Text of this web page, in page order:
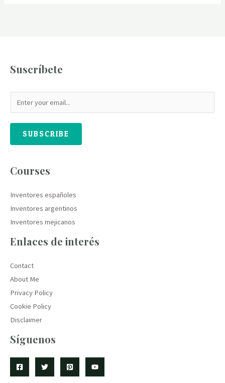
Suscríbete
SUBSCRIBE
Courses
Inventores españoles
Inventores argentinos
Inventores mejicanos
Enlaces de interés
Contact
About Me
Privacy Policy
Cookie Policy
Disclaimer
Síguenos